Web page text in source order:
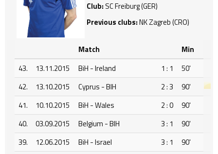
Club:SC Freiburg (GER)
Previous clubs:NK Zagreb (CRO)
Match
Min
43.
13.11.2015 BiH - Ireland 1 : 1
50'
42.
13.10.2015 Cyprus - BIH 2 : 3
90'
41.
10.10.2015 BiH - Wales 2 : 0
90'
40.
03.09.2015 Belgium - BIH 3 : 1
90'
39.
12.06.2015 BiH - Israel 3 : 1
90'